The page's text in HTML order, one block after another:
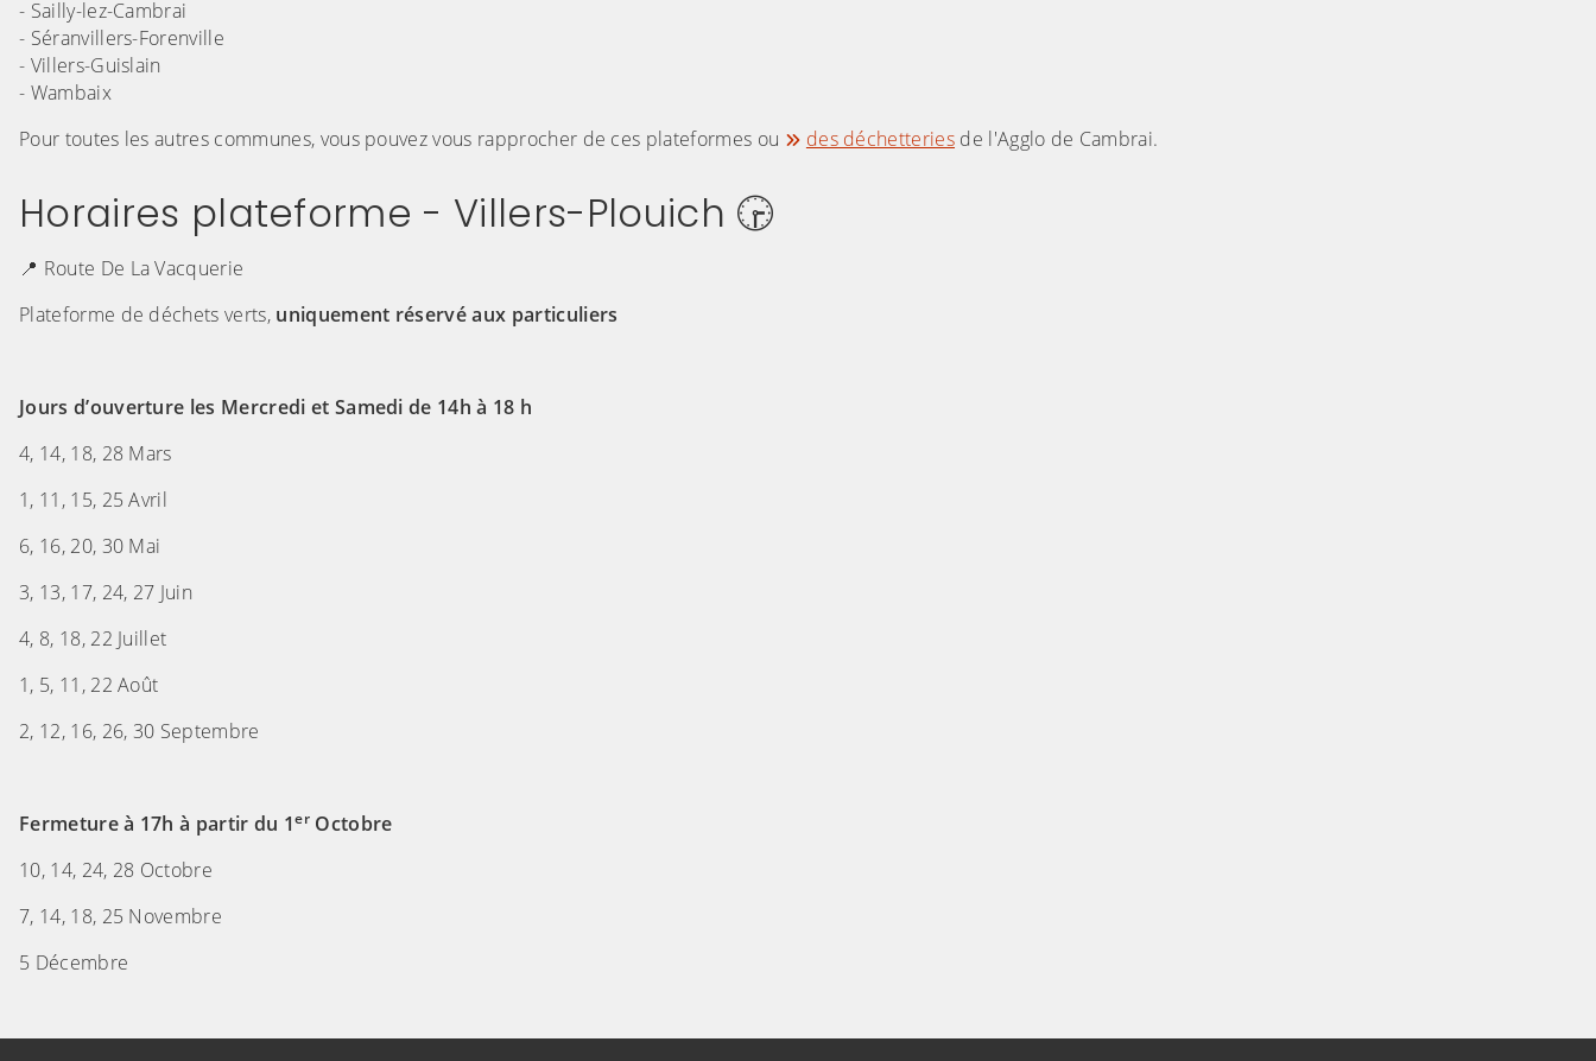
- Sailly-lez-Cambrai
- Séranvillers-Forenville
- Villers-Guislain
- Wambaix
Pour toutes les autres communes, vous pouvez vous rapprocher de ces plateformes ou
des déchetteries de l'Agglo de Cambrai.
Horaires plateforme - Villers-Plouich 🕞
📍 Route De La Vacquerie
Plateforme de déchets verts, uniquement réservé aux particuliers
Jours d’ouverture les Mercredi et Samedi de 14h à 18 h
4, 14, 18, 28 Mars
1, 11, 15, 25 Avril
6, 16, 20, 30 Mai
3, 13, 17, 24, 27 Juin
4, 8, 18, 22 Juillet
1, 5, 11, 22 Août
2, 12, 16, 26, 30 Septembre
Fermeture à 17h à partir du 1erOctobre
10, 14, 24, 28 Octobre
7, 14, 18, 25 Novembre
5 Décembre